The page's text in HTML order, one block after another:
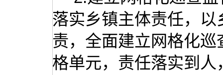
落实乡镇主体责任，
责，全面建立网格化
格单元，责任落实到